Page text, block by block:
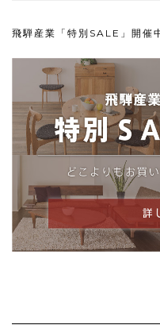
飛騨産業「特別SALE」開催